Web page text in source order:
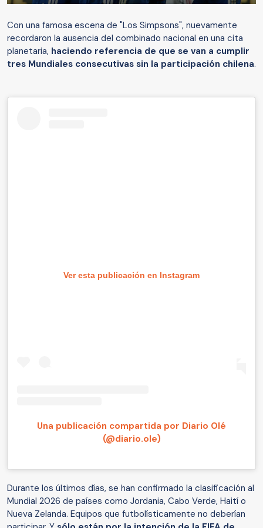
Con una famosa escena de "Los Simpsons", nuevamente
recordaron la ausencia del combinado nacional en una cita
planetaria, haciendo referencia de que se van a cumplir
tres Mundiales consecutivas sin la participación chilena.
Ver esta publicación en Instagram
Una publicación compartida por Diario Olé
(@diario.ole)
Durante los últimos días, se han confirmado la clasificación al
Mundial 2026 de países como Jordania, Cabo Verde, Haití o
Nueva Zelanda. Equipos que futbolísticamente no deberían